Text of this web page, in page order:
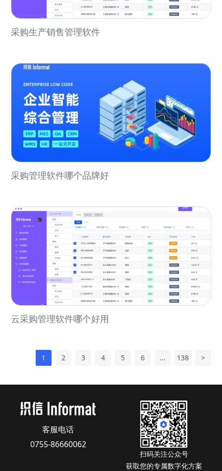
采购生产销售管理软件
采购管理软件哪个品牌好
云采购管理软件哪个好用
1 2 3 4 5 6 ... 138 >
客服电话
0755-86660062
扫码关注公众号
获取您的专属数字化方案